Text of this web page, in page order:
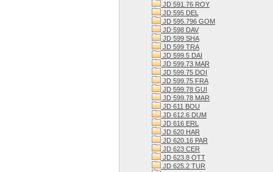
JD 591.76 ROY
JD 595 DEL
JD 595.796 GOM
JD 598 DAV
JD 599 SHA
JD 599 TRA
JD 599.5 DAI
JD 599.73 MAR
JD 599.75 DOI
JD 599.75 FRA
JD 599.78 GUI
JD 599.78 MAR
JD 611 BOU
JD 612.6 DUM
JD 616 ERL
JD 620 HAR
JD 620.16 PAR
JD 623 CER
JD 623.8 OTT
JD 625.2 TUR